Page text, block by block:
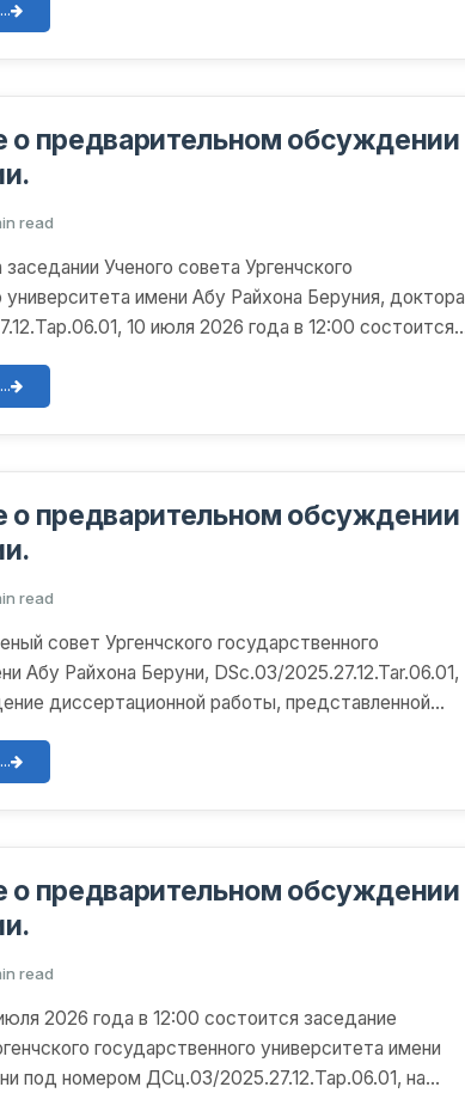
о предварительном обсуждении
read
Ученого совета Ургенчского
университета имени Абу Райхона Беруния, доктора
10 июля 2026 года в 12:00 состоится
о предварительном обсуждении
read
совет Ургенчского государственного
Абу Райхона Беруни, DSc.03/2025.27.12.Tar.06.01,
диссертационной работы, представленной
о предварительном обсуждении
read
2026 года в 12:00 состоится заседание
государственного университета имени
под номером ДСц.03/2025.27.12.Тар.06.01, на